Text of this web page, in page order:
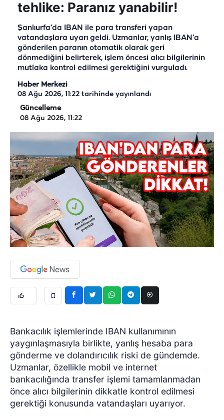
tehlike: Paranız yanabilir!
Şanlıurfa’da IBAN ile para transferi yapan
vatandaşlara uyarı geldi. Uzmanlar, yanlış IBAN’a
gönderilen paranın otomatik olarak geri
dönmediğini belirterek, işlem öncesi alıcı bilgilerinin
mutlaka kontrol edilmesi gerektiğini vurguladı.
Haber Merkezi
08 Ağu 2026, 11:22 tarihinde yayınlandı
Güncelleme
08 Ağu 2026, 11:22
Bankacılık işlemlerinde IBAN kullanımının
yaygınlaşmasıyla birlikte, yanlış hesaba para
gönderme ve dolandırıcılık riski de gündemde.
Uzmanlar, özellikle mobil ve internet
bankacılığında transfer işlemi tamamlanmadan
önce alıcı bilgilerinin dikkatle kontrol edilmesi
gerektiği konusunda vatandaşları uyarıyor.